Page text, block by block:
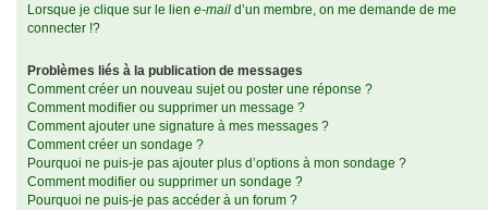
Lorsque je clique sur le lien e-mail d’un membre, on me demande de me
connecter !?
Problèmes liés à la publication de messages
Comment créer un nouveau sujet ou poster une réponse ?
Comment modifier ou supprimer un message ?
Comment ajouter une signature à mes messages ?
Comment créer un sondage ?
Pourquoi ne puis-je pas ajouter plus d’options à mon sondage ?
Comment modifier ou supprimer un sondage ?
Pourquoi ne puis-je pas accéder à un forum ?